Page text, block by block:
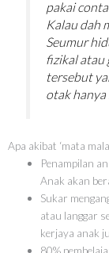
pakai
Kalau dah
Seumur
fizikal atau
tersebut
otak hanya
Apa akibat ‘mata
Penampilan
Anak akan
Sukar
atau langgar
kerjaya anak
80%